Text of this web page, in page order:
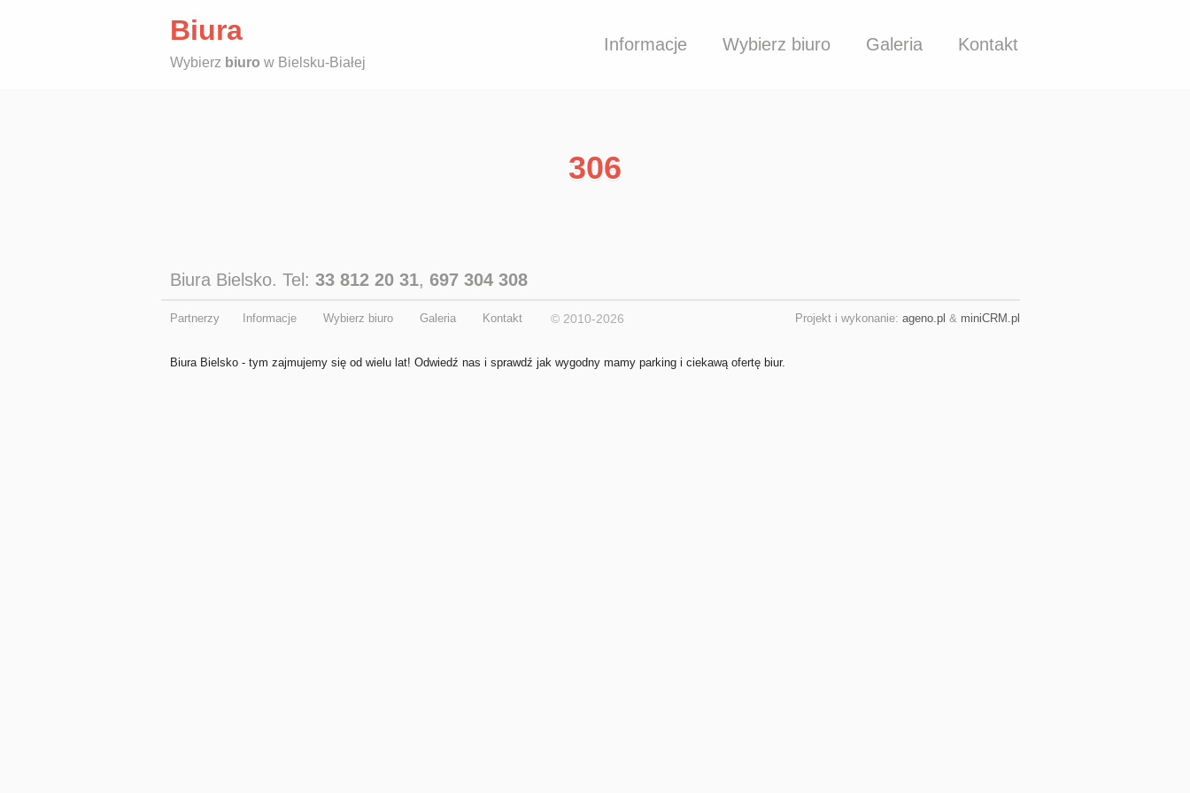
Informacje Wybierz biuro Galeria Kontakt
Biura
Wybierz biuro w Bielsku-Białej
306
Biura Bielsko. Tel: 33 812 20 31, 697 304 308
Partnerzy Informacje Wybierz biuro Galeria Kontakt © 2010-2026 Projekt i wykonanie: ageno.pl & miniCRM.pl
Biura Bielsko - tym zajmujemy się od wielu lat! Odwiedź nas i sprawdź jak wygodny mamy parking i ciekawą ofertę biur.